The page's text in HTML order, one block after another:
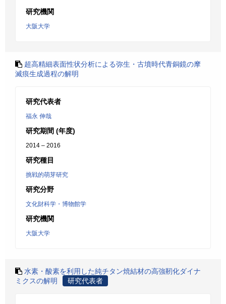
研究機関
大阪大学
超高精細表面性状分析による弥生・古墳時代青銅鏡の摩
滅痕生成過程の解明
研究代表者
福永 伸哉
研究期間 (年度)
2014 – 2016
研究種目
挑戦的萌芽研究
研究分野
文化財科学・博物館学
研究機関
大阪大学
水素・酸素を利用した純チタン焼結材の高強靭化ダイナ
ミクスの解明
研究代表者